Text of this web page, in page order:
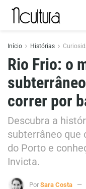
Início Histórias
Rio Frio: o
correr por
Descubra a
subterrâneo que
do Porto e
Invicta.
Por Sara Costa